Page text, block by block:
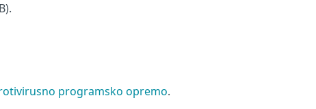
programsko opremo.